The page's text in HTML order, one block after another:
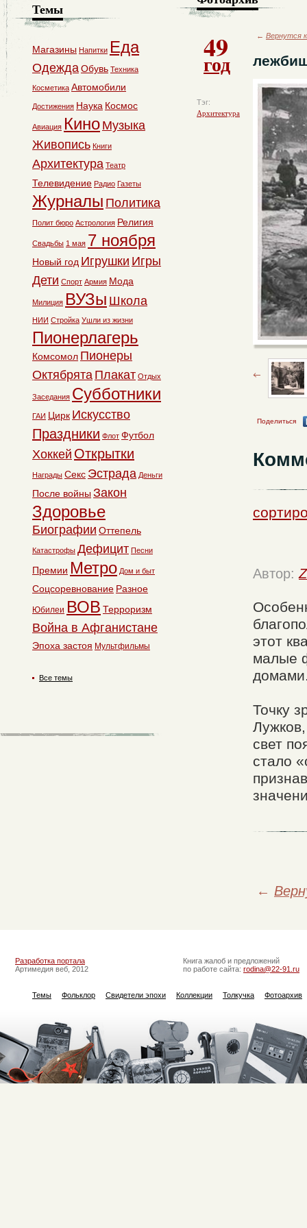
49
год
Тэг:
Архитектура
← Вернутся
Поделиться
Автор:
этот
малые
Точку
свет
стало
←
Темы
Магазины Напитки Еда
ОдеждаОбувь Техника
Косметика Автомобили
Достижения Наука Космос
Авиация Кино Музыка
Живопись Книги
Архитектура Театр
Телевидение Радио Газеты
Журналы Политика
Полит бюро Астрология Религия
Свадьбы 1 мая 7 ноября
Новый год Игрушки Игры
Дети Спорт Армия Мода
Милиция ВУЗы Школа
НИИ Стройка Ушли из жизни
Пионерлагерь
Комсомол Пионеры
Октябрята Плакат Отдых
Заседания Субботники
ГАИ Цирк Искусство
Праздники Флот Футбол
Хоккей Открытки
Награды Секс Эстрада Деньги
После войны Закон
Здоровье
Биографии Оттепель
Катастрофы Дефицит Песни
Премии Метро Дом и быт
Соцсоревнование Разное
Юбилеи ВОВ Терроризм
Война в Афганистане
Эпоха застоя Мультфильмы
Все темы
Разработка портала
Артимедия веб, 2012
Книга жалоб и предложений
по работе сайта: rodina@22-91.ru
Темы Фольклор Свидетели эпохи Коллекции Толкучка Фотоархив